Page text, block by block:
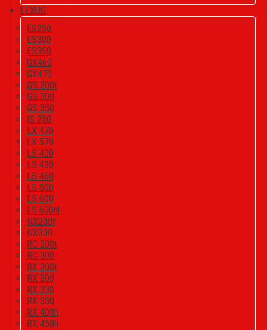
LEXUS
ES250
ES300
ES350
GX460
GX470
GS 200t
GS 300
GS 350
IS 250
LX 470
LX 570
LS 400
LS 430
LS 460
LS 500
LS 600
LS 600hl
NX200t
NX300
RC 200t
RC 300
RX 200t
RX 300
RX 330
RX 350
RX 400h
RX 450h